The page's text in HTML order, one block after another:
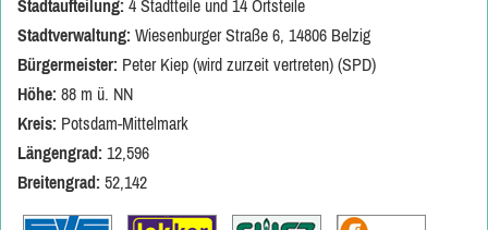
Stadtaufteilung: 4 Stadtteile und 14 Ortsteile
Stadtverwaltung: Wiesenburger Straße 6, 14806 Belzig
Bürgermeister: Peter Kiep (wird zurzeit vertreten) (SPD)
Höhe: 88 m ü. NN
Kreis: Potsdam-Mittelmark
Längengrad: 12,596
Breitengrad: 52,142